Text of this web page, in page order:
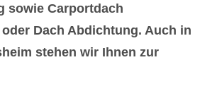
sowie Carportdach
Dach Abdichtung. Auch in
stehen wir Ihnen zur